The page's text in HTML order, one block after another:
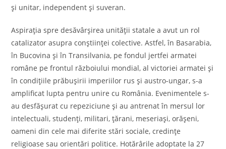
şi unitar, independent şi suveran.
Aspiraţia spre desăvârşirea unităţii statale a avut un rol
catalizator asupra conştiinţei colective. Astfel, în Basarabia,
în Bucovina şi în Transilvania, pe fondul jertfei armatei
române pe frontul războiului mondial, al victoriei armatei şi
în condiţiile prăbuşirii imperiilor rus şi austro-ungar, s-a
amplificat lupta pentru unire cu România. Evenimentele s-
au desfăşurat cu repeziciune şi au antrenat în mersul lor
intelectuali, studenţi, militari, ţărani, meseriaşi, orăşeni,
oameni din cele mai diferite stări sociale, credinţe
religioase sau orientări politice. Hotărârile adoptate la 27